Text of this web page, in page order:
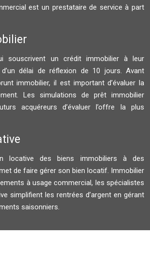
est un prestataire de service à part
souscrivent un crédit immobilier à leur
délai de réflexion de 10 jours. Avant
immobilier, il est important d’évaluer la
Les simulations de prêt immobilier
acquéreurs d’évaluer l’offre la plus
locative des biens immobiliers à des
de faire gérer son bien locatif. Immobilier
à usage commercial, les spécialistes
simplifient les rentrées d’argent en gérant
saisonniers.